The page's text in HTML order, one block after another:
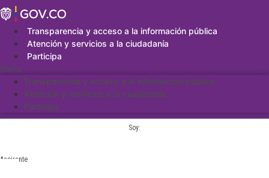
Saltar
al
contenidoTransparencia y acceso a la información pública
Atención y servicios a la ciudadanía
Participa
Menu
Transparencia y acceso a la información pública
Atención y servicios a la ciudadanía
Participa
Soy:
Aspirante